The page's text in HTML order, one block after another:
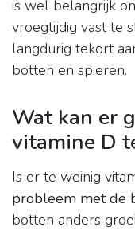
is wel belangrijk
vroegtijdig vast te
langdurig tekort
botten en spieren.
Wat kan er
vitamine D
Is er te weinig
probleem met de
botten anders